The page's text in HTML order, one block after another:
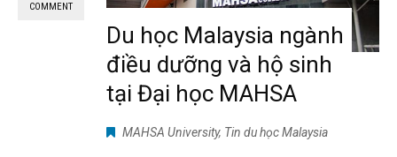
COMMENT
Du học Malaysia ngành
điều dưỡng và hộ sinh
tại Đại học MAHSA
MAHSA University, Tin du học Malaysia